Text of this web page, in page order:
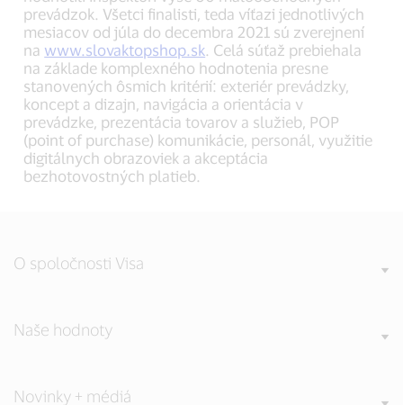
prevádzok. Všetci finalisti, teda víťazi jednotlivých
mesiacov od júla do decembra 2021 sú zverejnení
na www.slovaktopshop.sk . Celá súťaž prebiehala
na základe komplexného hodnotenia presne
stanovených ôsmich kritérií: exteriér prevádzky,
koncept a dizajn, navigácia a orientácia v
prevádzke, prezentácia tovarov a služieb, POP
(point of purchase) komunikácie, personál, využitie
digitálnych obrazoviek a akceptácia
bezhotovostných platieb.
O spoločnosti Visa
Naše hodnoty
Novinky + médiá